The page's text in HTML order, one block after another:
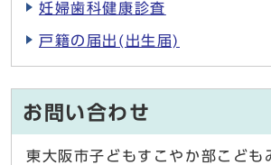
妊婦歯科健康診査
戸籍の届出(出生届)
お問い合わせ
東大阪市子どもすこやか部こども